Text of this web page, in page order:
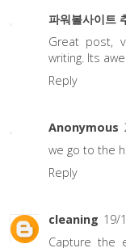
파워볼사이트
Great post,
writing. Its
Reply
Anonymous
we go to the
Reply
cleaning 19/
Capture the